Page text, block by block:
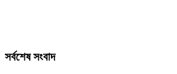
সর্বশেষ সংবাদ